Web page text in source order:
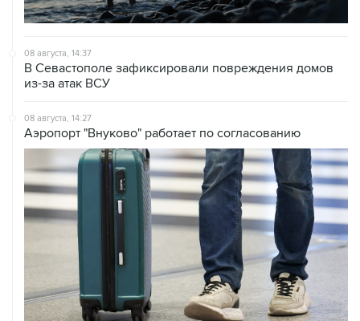
08 августа, 14:37
В Севастополе зафиксировали повреждения домов
из-за атак ВСУ
08 августа, 14:27
Аэропорт "Внуково" работает по согласованию